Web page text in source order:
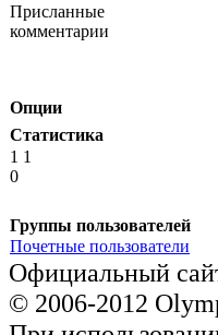
Присланные
комментарии
Опции
Статистика
1 1
0
Группы пользователей
Почетные пользователи
Официальный
© 2006-2012